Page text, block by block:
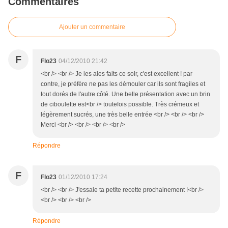
Ajouter un commentaire
F Flo23 04/12/2010 21:42
<br /> <br /> Je les aies faits ce soir, c'est excellent ! par
contre, je préfère ne pas les démouler car ils sont fragiles et
tout dorés de l'autre côté. Une belle présentation avec un brin
de ciboulette est<br /> toutefois possible. Très crémeux et
légèrement sucrés, une très belle entrée <br /> <br /> <br />
Merci <br /> <br /> <br /> <br />
Répondre
F Flo23 01/12/2010 17:24
<br /> <br /> J'essaie ta petite recette prochainement !<br />
<br /> <br /> <br />
Répondre